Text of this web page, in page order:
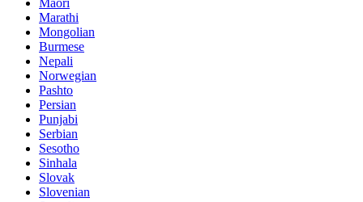
Marathi
Mongolian
Burmese
Nepali
Norwegian
Pashto
Persian
Punjabi
Serbian
Sesotho
Sinhala
Slovak
Slovenian